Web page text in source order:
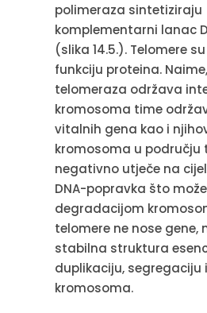
polimeraza sintetiziraju
komplementarni lanac
(slika 14.5.). Telomere
funkciju proteina.
telomeraza održava
kromosoma time
vitalnih gena kao i
kromosoma u području
negativno utječe na
DNA-popravka što
degradacijom
telomere ne nose gene,
stabilna struktura
duplikaciju,
kromosoma.